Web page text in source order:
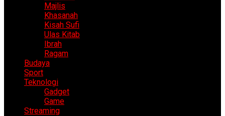
Majlis
Khasanah
Kisah Sufi
Ulas Kitab
Ibrah
Ragam
Budaya
Sport
Teknologi
Gadget
Game
Streaming